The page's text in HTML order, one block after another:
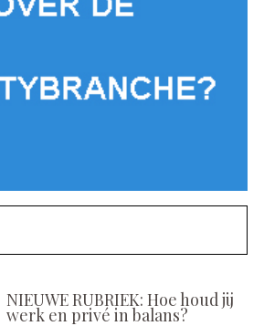
NIEUWE RUBRIEK: Hoe houd jij
werk en privé in balans?